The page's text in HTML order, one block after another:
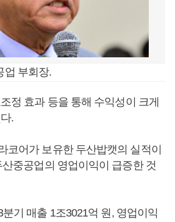
업 부회장.
정 효과 등을 통해 수익성이 크게
.
코어가 보유한 두산밥캣의 실적이
중공업의 영업이익이 급증한 것
기 매출 1조3021억 원, 영업이익